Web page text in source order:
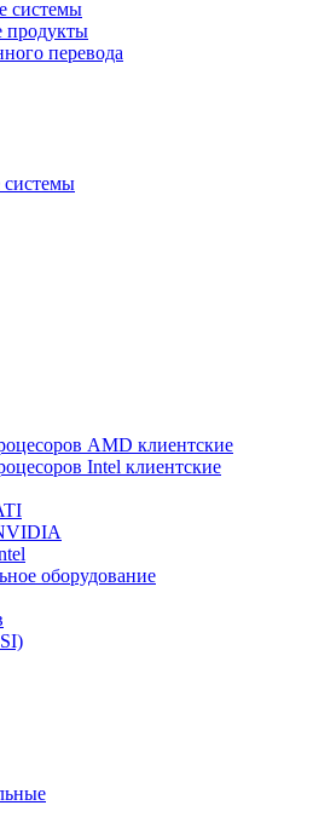
системы
продукты
перевода
AMD клиентские
Intel клиентские
оборудование